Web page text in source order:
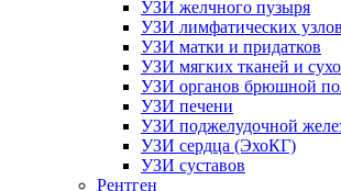
УЗИ желчного пузыря
УЗИ лимфатических узлов
УЗИ матки и придатков
УЗИ мягких тканей и
УЗИ органов брюшной
УЗИ печени
УЗИ поджелудочной
УЗИ сердца (ЭхоКГ)
УЗИ суставов
Рентген